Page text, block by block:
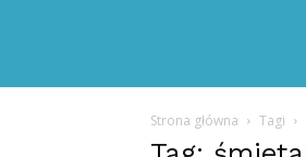
Strona główna Tagi